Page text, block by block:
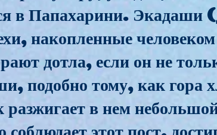
в Папахарини. Экадаши
накопленные
дотла, если он не
подобно тому, как гора
разжигает в нем